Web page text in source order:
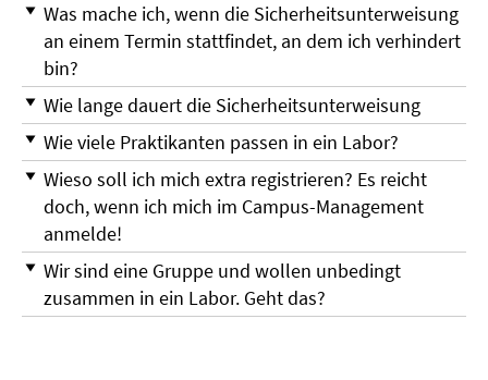
Was mache ich, wenn die Sicherheitsunterweisung
an einem Termin stattfindet, an dem ich verhindert
bin?
Wie lange dauert die Sicherheitsunterweisung
Wie viele Praktikanten passen in ein Labor?
Wieso soll ich mich extra registrieren? Es reicht
doch, wenn ich mich im Campus-Management
anmelde!
Wir sind eine Gruppe und wollen unbedingt
zusammen in ein Labor. Geht das?